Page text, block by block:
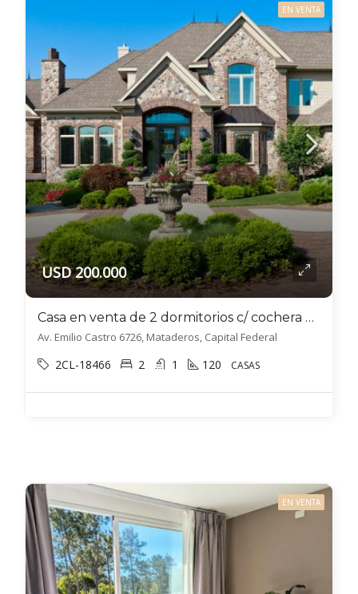
EN VENTA
USD 200.000
Casa en venta de 2 dormitorios c/ cochera en Mataderos
Av. Emilio Castro 6726, Mataderos, Capital Federal
2CL-18466 2 1 120 CASAS
EN VENTA